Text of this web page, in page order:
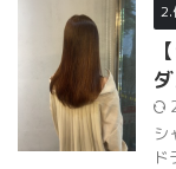
2.
シ
ド